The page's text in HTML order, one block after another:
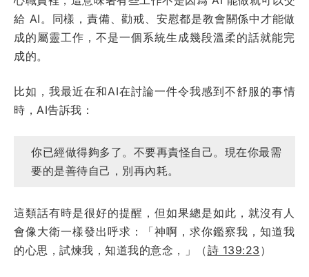
給 AI。同樣，責備、勸戒、安慰都是教會關係中才能做
成的屬靈工作，不是一個系統生成幾段溫柔的話就能完
成的。
比如，我最近在和AI在討論一件令我感到不舒服的事情
時，AI告訴我：
你已經做得夠多了。不要再責怪自己。現在你最需
要的是善待自己，別再內耗。
這類話有時是很好的提醒，但如果總是如此，就沒有人
會像大衛一樣發出呼求：「神啊，求你鑑察我，知道我
的心思，試煉我，知道我的意念，」（詩 139:23 ）